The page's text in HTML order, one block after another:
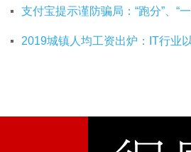
支付宝提示谨防骗局：“跑分”、“
2019城镇人均工资出炉：IT行业